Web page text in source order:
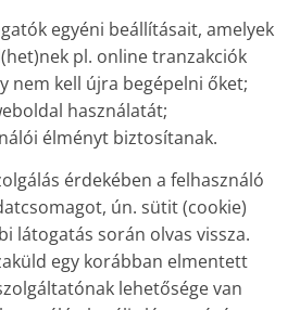
egyéni beállításait, amelyek
pl. online tranzakciók
nem kell újra begépelni őket;
használatát;
élményt biztosítanak.
érdekében a felhasználó
ún. sütit (cookie)
látogatás során olvas vissza.
egy korábban elmentett
lehetősége van